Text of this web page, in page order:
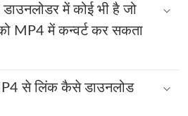
डाउनलोडर में कोई भी है जो
MP4 में कन्वर्ट कर सकता
से लिंक कैसे डाउनलोड